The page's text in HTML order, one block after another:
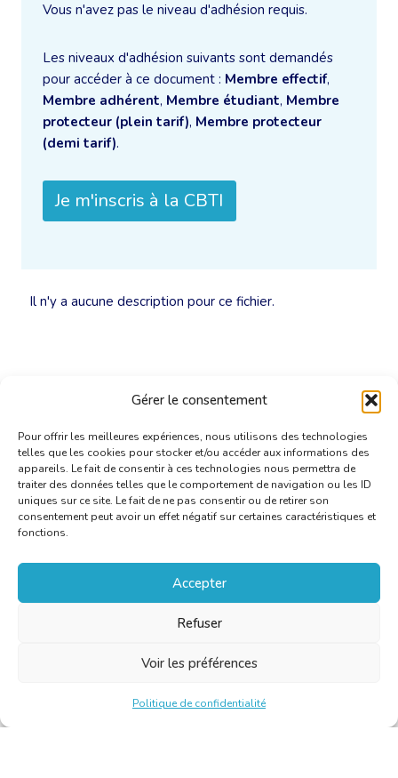
Gérer le consentement
Pour offrir les meilleures expériences, nous utilisons des technologies
telles que les cookies pour stocker et/ou accéder aux informations des
appareils. Le fait de consentir à ces technologies nous permettra de
traiter des données telles que le comportement de navigation ou les ID
uniques sur ce site. Le fait de ne pas consentir ou de retirer son
consentement peut avoir un effet négatif sur certaines caractéristiques et
fonctions.
Accepter
Refuser
Voir les préférences
Politique de confidentialité
Il n'y a aucune description pour ce fichier.
Vous n'avez pas le niveau d'adhésion requis.
Les niveaux d'adhésion suivants sont demandés
pour accéder à ce document : Membre effectif,
Membre adhérent, Membre étudiant, Membre
protecteur (plein tarif), Membre protecteur
(demi tarif).
Je m'inscris à la CBTI